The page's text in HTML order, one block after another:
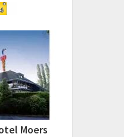
Moers